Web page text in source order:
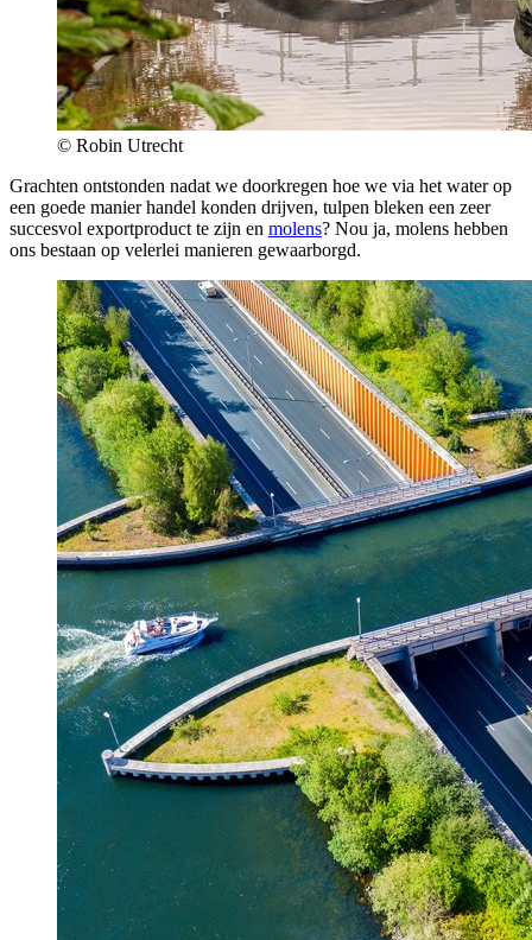
© Robin Utrecht
Grachten ontstonden nadat we doorkregen hoe we via het water op
een goede manier handel konden drijven, tulpen bleken een zeer
succesvol exportproduct te zijn en molens? Nou ja, molens hebben
ons bestaan op velerlei manieren gewaarborgd.